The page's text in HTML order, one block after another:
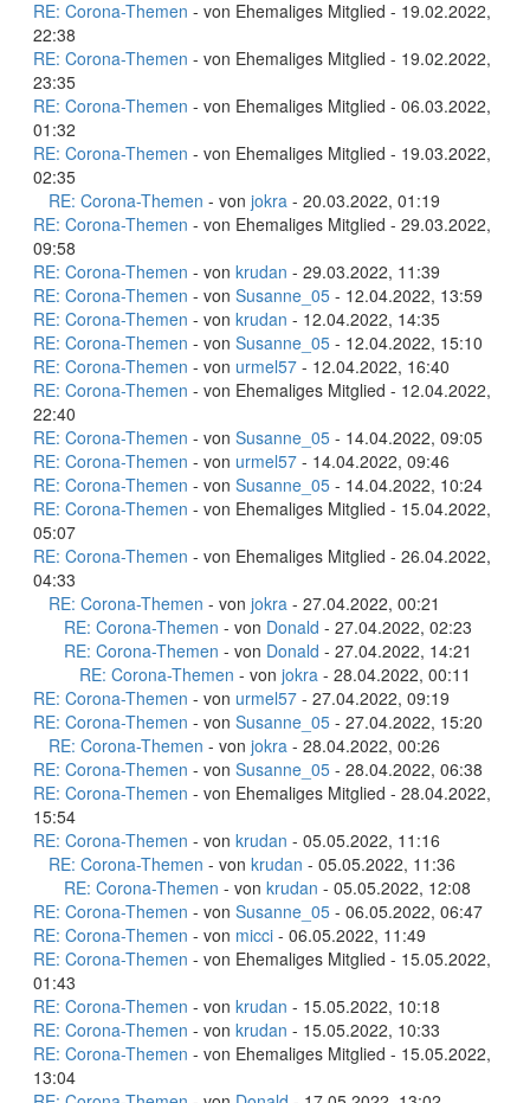
RE: Corona-Themen - von Ehemaliges Mitglied - 19.02.2022,
22:38
RE: Corona-Themen - von Ehemaliges Mitglied - 19.02.2022,
23:35
RE: Corona-Themen - von Ehemaliges Mitglied - 06.03.2022,
01:32
RE: Corona-Themen - von Ehemaliges Mitglied - 19.03.2022,
02:35
RE: Corona-Themen - von jokra - 20.03.2022, 01:19
RE: Corona-Themen - von Ehemaliges Mitglied - 29.03.2022,
09:58
RE: Corona-Themen - von krudan - 29.03.2022, 11:39
RE: Corona-Themen - von Susanne_05 - 12.04.2022, 13:59
RE: Corona-Themen - von krudan - 12.04.2022, 14:35
RE: Corona-Themen - von Susanne_05 - 12.04.2022, 15:10
RE: Corona-Themen - von urmel57 - 12.04.2022, 16:40
RE: Corona-Themen - von Ehemaliges Mitglied - 12.04.2022,
22:40
RE: Corona-Themen - von Susanne_05 - 14.04.2022, 09:05
RE: Corona-Themen - von urmel57 - 14.04.2022, 09:46
RE: Corona-Themen - von Susanne_05 - 14.04.2022, 10:24
RE: Corona-Themen - von Ehemaliges Mitglied - 15.04.2022,
05:07
RE: Corona-Themen - von Ehemaliges Mitglied - 26.04.2022,
04:33
RE: Corona-Themen - von jokra - 27.04.2022, 00:21
RE: Corona-Themen - von Donald - 27.04.2022, 02:23
RE: Corona-Themen - von Donald - 27.04.2022, 14:21
RE: Corona-Themen - von jokra - 28.04.2022, 00:11
RE: Corona-Themen - von urmel57 - 27.04.2022, 09:19
RE: Corona-Themen - von Susanne_05 - 27.04.2022, 15:20
RE: Corona-Themen - von jokra - 28.04.2022, 00:26
RE: Corona-Themen - von Susanne_05 - 28.04.2022, 06:38
RE: Corona-Themen - von Ehemaliges Mitglied - 28.04.2022,
15:54
RE: Corona-Themen - von krudan - 05.05.2022, 11:16
RE: Corona-Themen - von krudan - 05.05.2022, 11:36
RE: Corona-Themen - von krudan - 05.05.2022, 12:08
RE: Corona-Themen - von Susanne_05 - 06.05.2022, 06:47
RE: Corona-Themen - von micci - 06.05.2022, 11:49
RE: Corona-Themen - von Ehemaliges Mitglied - 15.05.2022,
01:43
RE: Corona-Themen - von krudan - 15.05.2022, 10:18
RE: Corona-Themen - von krudan - 15.05.2022, 10:33
RE: Corona-Themen - von Ehemaliges Mitglied - 15.05.2022,
13:04